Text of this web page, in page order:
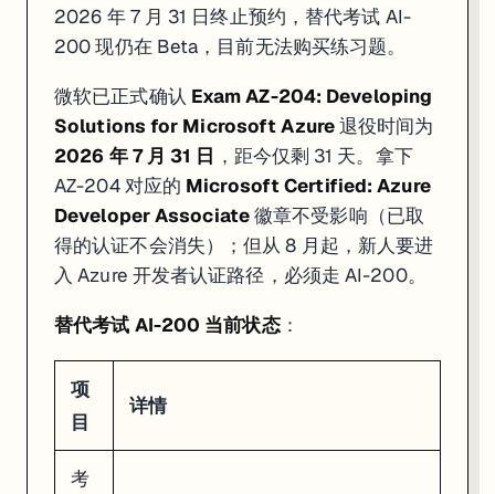
7 月 13 日前：Coursera Plus（年费 $399，覆盖 10,000+ 课程）有限
来源：Class Central — 270+ Coursera Courses Still
来源：Coursera Free Courses 页面
三、JR Academy 学员行动建议
AZ-204 持有者或在备考中
：现在（7 月 1 日）到 7 月 31 日还
持有 AWS CloudOps Engineer Associate 的同学：如果证书
在备考 Databricks DEA 的学员：去
AI 工具零基础想入门：这周把 Google Cloud Skills Boost 5 门
想拿开源 AI 实战经验的学员
2026 年 7 月 31 日终止预约，替代考试 AI-
200 现仍在 Beta，目前无法购买练习题。
微软已正式确认 Exam AZ-204: Developing
Solutions for Microsoft Azure退役时间为
2026 年 7 月 31 日 ，距今仅剩 31 天。拿下
AZ-204 对应的 Microsoft Certified: Azure
Developer Associate徽章不受影响（已取
得的认证不会消失）；但从 8 月起，新人要进
入 Azure 开发者认证路径，必须走 AI-200。
替代考试 AI-200 当前状态：
项
目
详情
考